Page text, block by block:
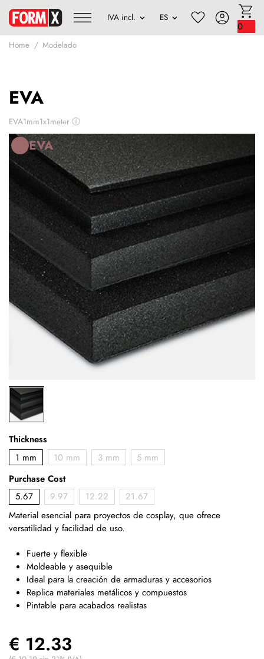
0
Home Modelado
EVA
EVA1mm1x1meter ⓘ
EVA
Thickness
1 mm
10 mm 3 mm
5 mm
Purchase Cost
5.67
9.97 12.22
21.67
Material esencial para proyectos de cosplay, que ofrece
versatilidad y facilidad de uso.
Fuerte y flexible
Moldeable y asequible
Ideal para la creación de armaduras y accesorios
Replica materiales metálicos y compuestos
Pintable para acabados realistas
€ 12.33